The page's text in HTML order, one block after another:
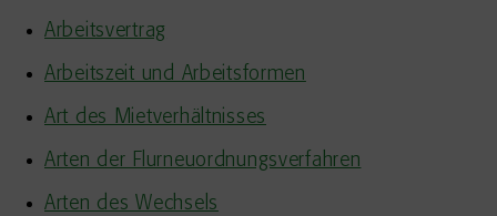
Arbeitsvertrag
Arbeitszeit und Arbeitsformen
Art des Mietverhältnisses
Arten der Flurneuordnungsverfahren
Arten des Wechsels